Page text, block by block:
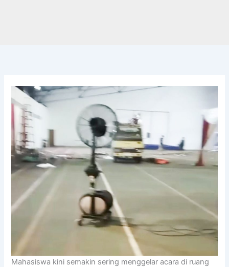
Mahasiswa kini semakin sering menggelar acara di ruang